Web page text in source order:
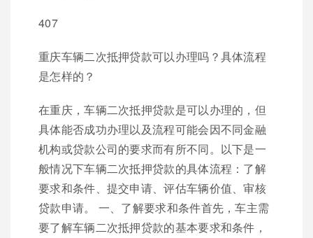
407
重庆车辆二次抵押贷款可以办理吗？具体流程
是怎样的？
在重庆，车辆二次抵押贷款是可以办理的，但
具体能否成功办理以及流程可能会因不同金融
机构或贷款公司的要求而有所不同。以下是一
般情况下车辆二次抵押贷款的具体流程：了解
要求和条件、提交申请、评估车辆价值、审核
贷款申请。 一、了解要求和条件首先，车主需
要了解车辆二次抵押贷款的基本要求和条件，